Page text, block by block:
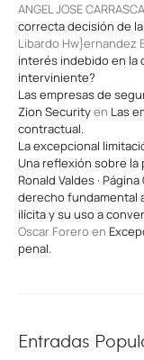
ANGEL JOSE
correcta decisión de
Libardo Hw}ernandez
interés indebido en la
interviniente?
Las empresas de
Zion Securityen Las
contractual.
La excepcional
Una reflexión sobre la
Ronald Valdes · Página
derecho fundamental
ilícita y su uso a
Oscar Forero en
penal.
Entradas